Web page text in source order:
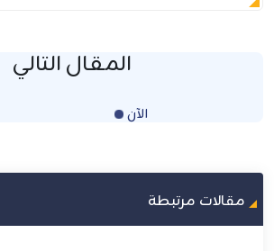
المقال التالي
الآن Loading...
مقالات مرتبطة